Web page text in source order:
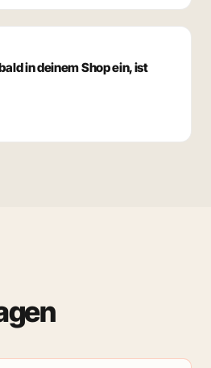
in deinem Shop ein, ist